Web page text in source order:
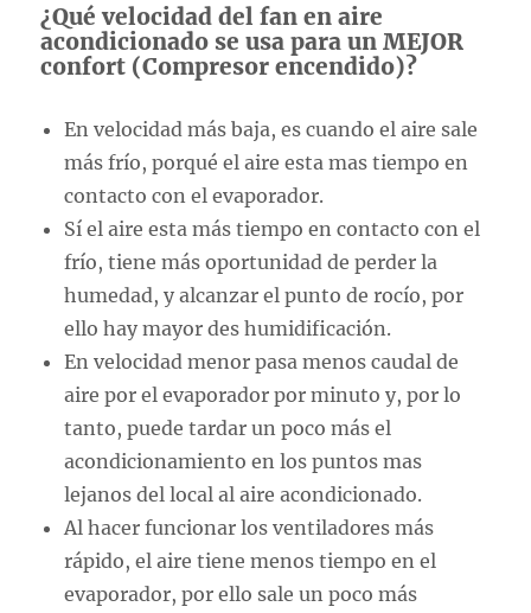
¿Qué velocidad del fan en aire
acondicionado se usa para un MEJOR
confort (Compresor encendido)?
En velocidad más baja, es cuando el aire sale
más frío, porqué el aire esta mas tiempo en
contacto con el evaporador.
Sí el aire esta más tiempo en contacto con el
frío, tiene más oportunidad de perder la
humedad, y alcanzar el punto de rocío, por
ello hay mayor des humidificación.
En velocidad menor pasa menos caudal de
aire por el evaporador por minuto y, por lo
tanto, puede tardar un poco más el
acondicionamiento en los puntos mas
lejanos del local al aire acondicionado.
Al hacer funcionar los ventiladores más
rápido, el aire tiene menos tiempo en el
evaporador, por ello sale un poco más